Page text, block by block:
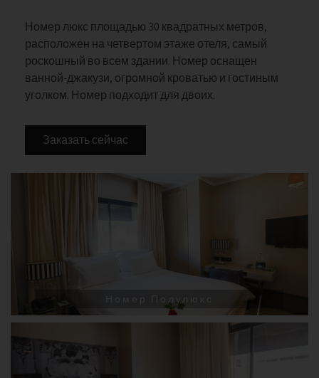
Номер люкс площадью 30 квадратных метров,
расположен на четвертом этаже отеля, самый
роскошный во всем здании. Номер оснащен
ванной-джакузи, огромной кроватью и гостиным
уголком. Номер подходит для двоих.
Заказать сейчас
Номер Полулюкс